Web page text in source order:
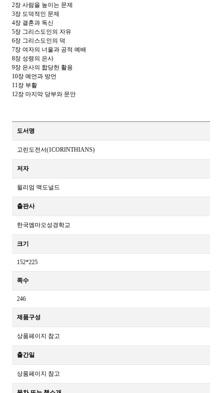
2장 사람을 높이는 문제
3장 도덕적인 문제
4장 결혼과 독신
5장 그리스도인의 자유
6장 그리스도인의 덕
7장 여자의 너울과 공적 예배
8장 성령의 은사
9장 은사의 합당한 활용
10장 예언과 방언
11장 부활
12장 마지막 당부와 문안
도서명
고린도전서(1CORINTHIANS)
저자
윌리엄 맥도널드
출판사
한국엠마오성경학교
크기
152*225
쪽수
246
제품구성
상품페이지 참고
출간일
상품페이지 참고